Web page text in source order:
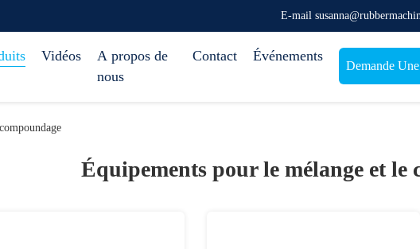
E-mail
Vidéos
A propos de
nous
Contact Événements
Demande
Équipements pour le mélange et le